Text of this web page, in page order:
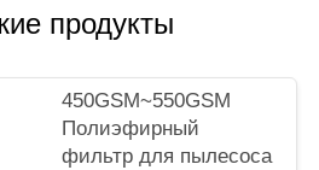
продукты
450GSM~550GSM
Полиэфирный
фильтр для пылесоса